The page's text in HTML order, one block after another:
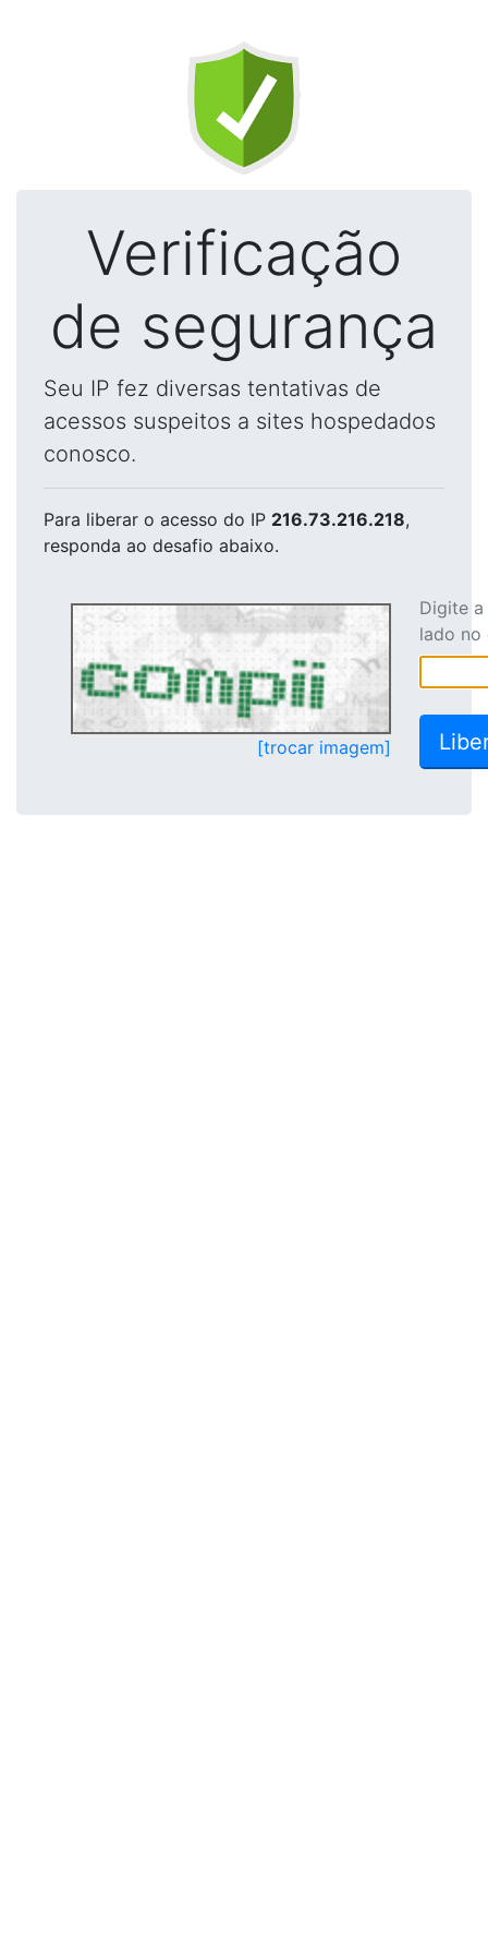
Verificação
de segurança
Seu IP fez diversas tentativas de
acessos suspeitos a sites hospedados
conosco.
Para liberar o acesso do IP 216.73.216.218,
responda ao desafio abaixo.
[trocar imagem]
Digite
lado no